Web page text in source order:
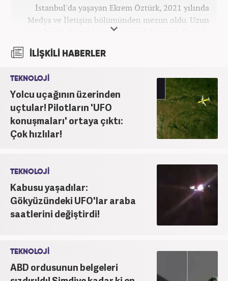
İstanbul'da yaşayan Ekrem Öztürk, 2021 yılında
Medya ve İletişim bölümünden mezun oldu. Uzun
süre kendi alanında metin yazarlığı yapan Öztürk,
şu an Haber7.com'da "Muhabir - Editör" olarak görev
yapmaktadır. Ayrıca günümüz insan ilişkilerinde
inanmakta ve bu değerleri meslek hayatında da ön
planda tutmaktadır.
İLİŞKİLİ HABERLER
TEKNOLOJİ
Yolcu uçağının üzerinden
uçtular! Pilotların 'UFO
konuşmaları' ortaya çıktı:
Çok hızlılar!
TEKNOLOJİ
Kabusu yaşadılar:
Gökyüzündeki UFO'lar araba
saatlerini değiştirdi!
TEKNOLOJİ
ABD ordusunun belgeleri